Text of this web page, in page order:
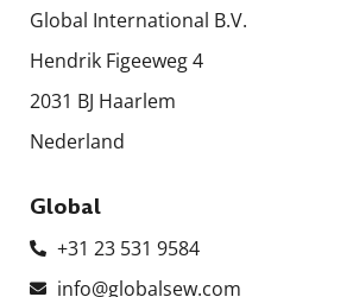
Global International B.V.
Hendrik Figeeweg 4
2031 BJ Haarlem
Nederland
Global
+31 23 531 9584
info@globalsew.com